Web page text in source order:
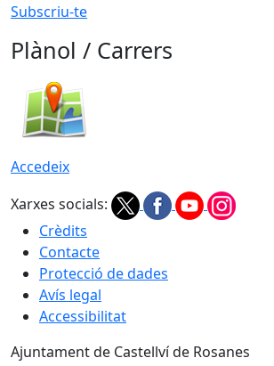
Subscriu-te
Plànol / Carrers
Accedeix
Xarxes socials:
Crèdits
Contacte
Protecció de dades
Avís legal
Accessibilitat
Ajuntament de Castellví de Rosanes